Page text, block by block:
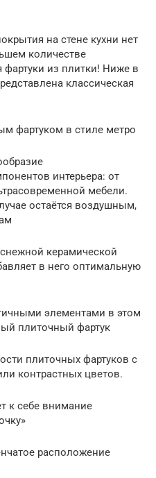
на стене кухни нет
количестве
фартуки из плитки! Ниже в
классическая
фартуком в стиле метро
интерьера: от
мебели.
остаётся воздушным,
керамической
в него оптимальную
элементами в этом
плиточный фартук
плиточных фартуков с
контрастных цветов.
к себе внимание
расположение